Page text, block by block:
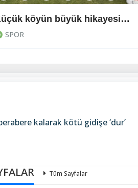
köyün büyük hikayesi…
SPOR
kalarak kötü gidişe ‘dur’
Tüm Sayfalar